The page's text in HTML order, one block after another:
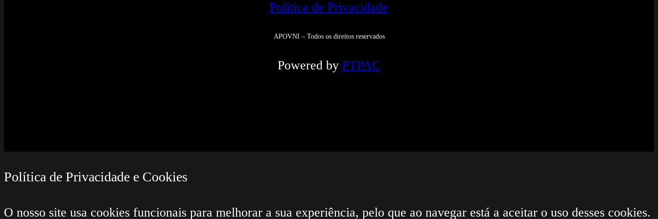
Política de Privacidade
APOVNI – Todos os direitos reservados
Powered by PTPAC
Política de Privacidade e Cookies
O nosso site usa cookies funcionais para melhorar a sua experiência, pelo que ao navegar está a aceitar o uso desses cookies.